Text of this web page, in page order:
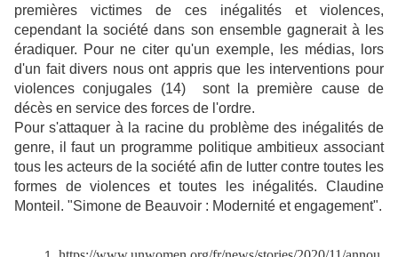
premières victimes de ces inégalités et violences,
cependant la société dans son ensemble gagnerait à les
éradiquer. Pour ne citer qu'un exemple, les médias, lors
d'un fait divers nous ont appris que les interventions pour
violences conjugales (14) sont la première cause de
décès en service des forces de l'ordre.
Pour s'attaquer à la racine du problème des inégalités de
genre, il faut un programme politique ambitieux associant
tous les acteurs de la société afin de lutter contre toutes les
formes de violences et toutes les inégalités. Claudine
Monteil. "Simone de Beauvoir : Modernité et engagement".